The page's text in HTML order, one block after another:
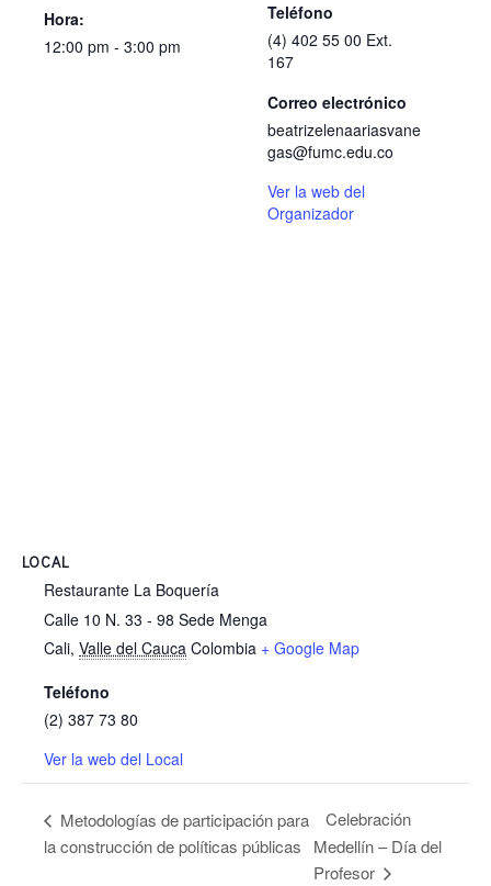
Hora:
12:00 pm - 3:00 pm
Teléfono
(4) 402 55 00 Ext.
167
Correo electrónico
beatrizelenaariasvane
gas@fumc.edu.co
Ver la web del
Organizador
LOCAL
Restaurante La Boquería
Calle 10 N. 33 - 98 Sede Menga
Cali, Valle del Cauca Colombia + Google Map
Teléfono
(2) 387 73 80
Ver la web del Local
Metodologías de participación para
la construcción de políticas públicas
Celebración
Medellín – Día del
Profesor